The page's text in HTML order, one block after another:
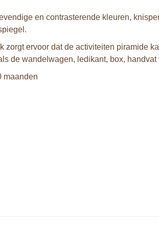
en contrasterende kleuren,
zorgt ervoor dat de activiteiten piramide
de wandelwagen, ledikant, box, handvat
maanden